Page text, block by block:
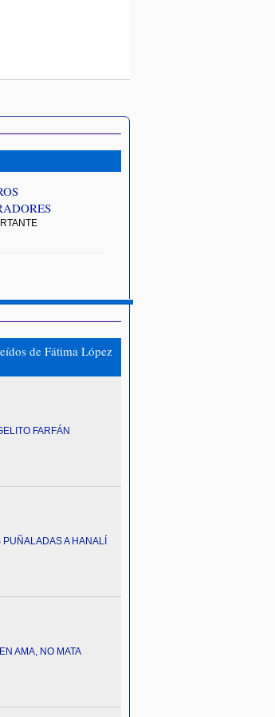
de Fátima López
FARFÁN
PUÑALADAS A HANALÍ
AMA, NO MATA